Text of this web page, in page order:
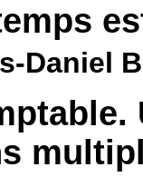
Daniel